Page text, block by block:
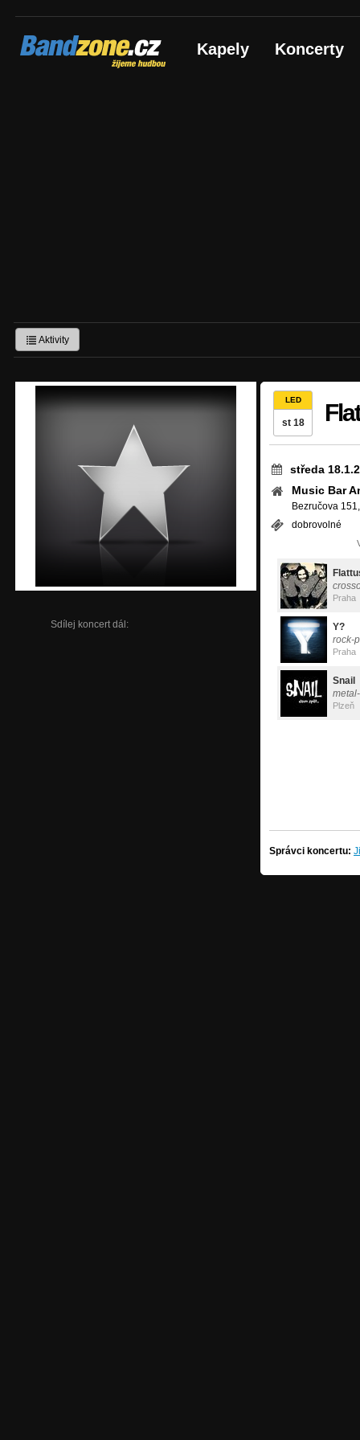
Bandzone.cz
žijeme hudbou Kapely Koncerty
Aktivity
Sdílej koncert dál:
LED
st 18
středa
Music Bar
Bezručova
dobrovolné
Praha
Y?
rock-
Praha
Snail
Plzeň
Správci koncertu: